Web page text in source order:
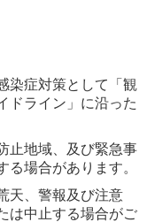
症対策として「観
ドライン」に沿った
地域、及び緊急事
場合があります。
、警報及び注意
は中止する場合がご